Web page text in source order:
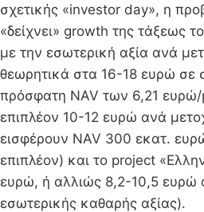
σχετικής «investor day», η
«δείχνει» growth της τάξεως
με την εσωτερική αξία ανά
θεωρητικά στα 16-18 ευρώ σε
πρόσφατη NAV των 6,21 ευρώ/
επιπλέον 10-12 ευρώ ανά
εισφέρουν NAV 300 εκατ.
επιπλέον) και το project
ευρώ, ή αλλιώς 8,2-10,5 ευρώ
εσωτερικής καθαρής αξίας).